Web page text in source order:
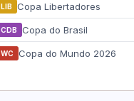
LIB Copa Libertadores
CDB Copa do Brasil
WC Copa do Mundo 2026